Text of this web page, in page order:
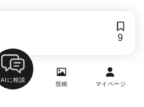
9
AIに相談
投稿 マイページ